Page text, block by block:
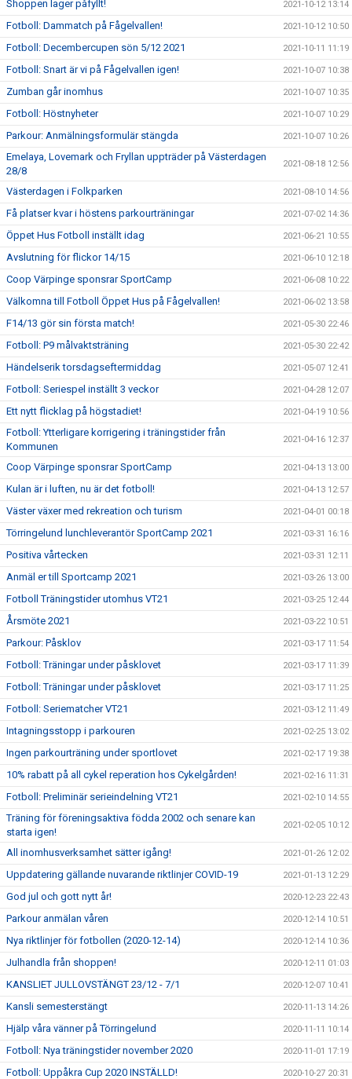
Shoppen lager påfyllt! 2021-10-12 13:14
Fotboll: Dammatch på Fågelvallen! 2021-10-12 10:50
Fotboll: Decembercupen sön 5/12 2021 2021-10-11 11:19
Fotboll: Snart är vi på Fågelvallen igen! 2021-10-07 10:38
Zumban går inomhus 2021-10-07 10:35
Fotboll: Höstnyheter 2021-10-07 10:29
Parkour: Anmälningsformulär stängda 2021-10-07 10:26
Emelaya, Lovemark och Fryllan uppträder på Västerdagen
28/8
2021-08-18 12:56
Västerdagen i Folkparken 2021-08-10 14:56
Få platser kvar i höstens parkourträningar 2021-07-02 14:36
Öppet Hus Fotboll inställt idag 2021-06-21 10:55
Avslutning för flickor 14/15 2021-06-10 12:18
Coop Värpinge sponsrar SportCamp 2021-06-08 10:22
Välkomna till Fotboll Öppet Hus på Fågelvallen! 2021-06-02 13:58
F14/13 gör sin första match! 2021-05-30 22:46
Fotboll: P9 målvaktsträning 2021-05-30 22:42
Händelserik torsdagseftermiddag 2021-05-07 12:41
Fotboll: Seriespel inställt 3 veckor 2021-04-28 12:07
Ett nytt flicklag på högstadiet! 2021-04-19 10:56
Fotboll: Ytterligare korrigering i träningstider från
Kommunen
2021-04-16 12:37
Coop Värpinge sponsrar SportCamp 2021-04-13 13:00
Kulan är i luften, nu är det fotboll! 2021-04-13 12:57
Väster växer med rekreation och turism 2021-04-01 00:18
Törringelund lunchleverantör SportCamp 2021 2021-03-31 16:16
Positiva vårtecken 2021-03-31 12:11
Anmäl er till Sportcamp 2021 2021-03-26 13:00
Fotboll Träningstider utomhus VT21 2021-03-25 12:44
Årsmöte 2021 2021-03-22 10:51
Parkour: Påsklov 2021-03-17 11:54
Fotboll: Träningar under påsklovet 2021-03-17 11:39
Fotboll: Träningar under påsklovet 2021-03-17 11:25
Fotboll: Seriematcher VT21 2021-03-12 11:49
Intagningsstopp i parkouren 2021-02-25 13:02
Ingen parkourträning under sportlovet 2021-02-17 19:38
10% rabatt på all cykel reperation hos Cykelgården! 2021-02-16 11:31
Fotboll: Preliminär serieindelning VT21 2021-02-10 14:55
Träning för föreningsaktiva födda 2002 och senare kan
starta igen!
2021-02-05 10:12
All inomhusverksamhet sätter igång! 2021-01-26 12:02
Uppdatering gällande nuvarande riktlinjer COVID-19 2021-01-13 12:29
God jul och gott nytt år! 2020-12-23 22:43
Parkour anmälan våren 2020-12-14 10:51
Nya riktlinjer för fotbollen (2020-12-14) 2020-12-14 10:36
Julhandla från shoppen! 2020-12-11 01:03
KANSLIET JULLOVSTÄNGT 23/12 - 7/1 2020-12-07 10:41
Kansli semesterstängt 2020-11-13 14:26
Hjälp våra vänner på Törringelund 2020-11-11 10:14
Fotboll: Nya träningstider november 2020 2020-11-01 17:19
Fotboll: Uppåkra Cup 2020 INSTÄLLD! 2020-10-27 20:31